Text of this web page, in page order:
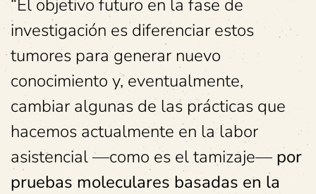
“El objetivo futuro en la fase de
investigación es diferenciar estos
tumores para generar nuevo
conocimiento y, eventualmente,
cambiar algunas de las prácticas que
hacemos actualmente en la labor
asistencial —como es el tamizaje— por
pruebas moleculares basadas en la